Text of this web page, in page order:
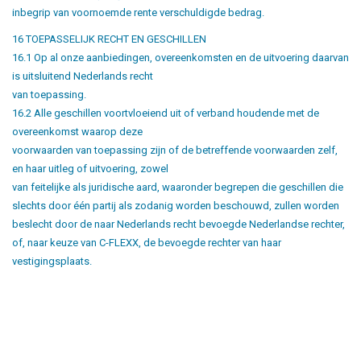
inbegrip van voornoemde rente verschuldigde bedrag.
16 TOEPASSELIJK RECHT EN GESCHILLEN
16.1 Op al onze aanbiedingen, overeenkomsten en de uitvoering daarvan
is uitsluitend Nederlands recht
van toepassing.
16.2 Alle geschillen voortvloeiend uit of verband houdende met de
overeenkomst waarop deze
voorwaarden van toepassing zijn of de betreffende voorwaarden zelf,
en haar uitleg of uitvoering, zowel
van feitelijke als juridische aard, waaronder begrepen die geschillen die
slechts door één partij als zodanig worden beschouwd, zullen worden
beslecht door de naar Nederlands recht bevoegde Nederlandse rechter,
of, naar keuze van C-FLEXX, de bevoegde rechter van haar
vestigingsplaats.